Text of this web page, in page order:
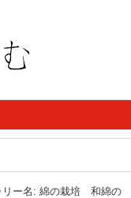
ー名: 綿の栽培 和綿の